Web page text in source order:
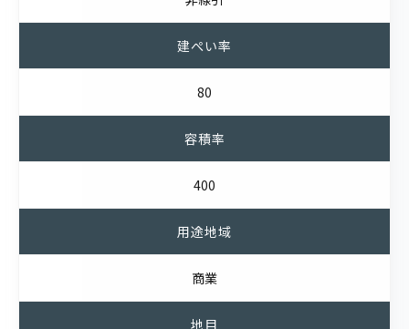
建ぺい率
80
容積率
400
用途地域
商業
地目